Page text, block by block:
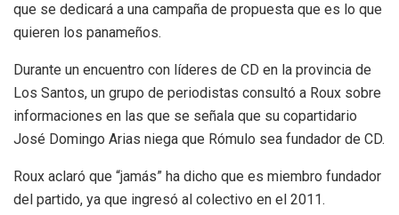
que se dedicará a una campaña de propuesta que es lo que
quieren los panameños.
Durante un encuentro con líderes de CD en la provincia de
Los Santos, un grupo de periodistas consultó a Roux sobre
informaciones en las que se señala que su copartidario
José Domingo Arias niega que Rómulo sea fundador de CD.
Roux aclaró que “jamás” ha dicho que es miembro fundador
del partido, ya que ingresó al colectivo en el 2011.